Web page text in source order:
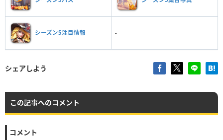
シーズン5注目情報 -
シェアしよう
この記事へのコメント
コメント